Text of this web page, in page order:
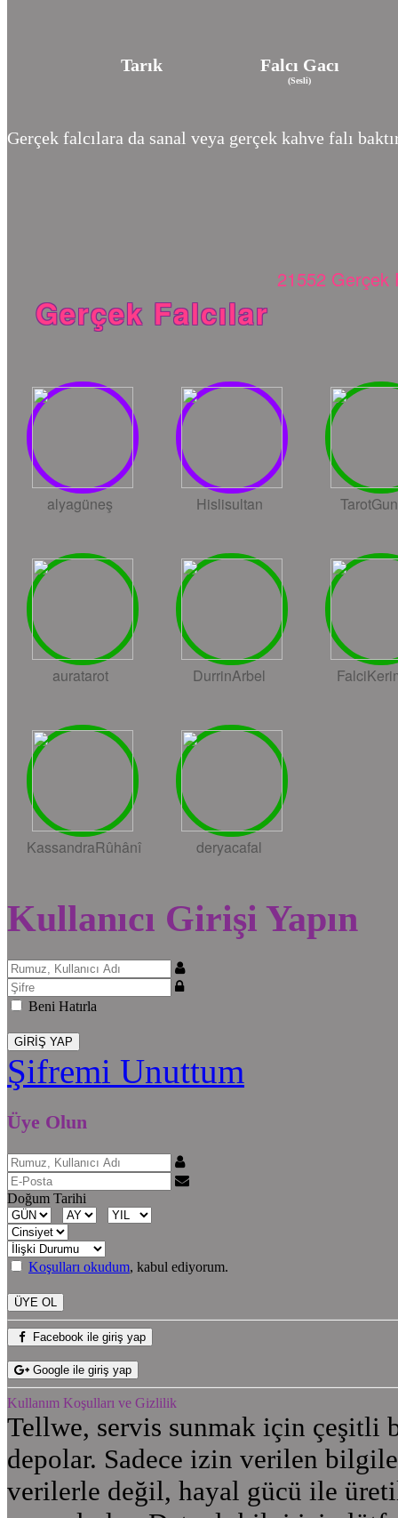
Tarık Falcı Gacı
(Sesli)
Gerçek falcılara da sanal veya gerçek kahve falı
Gerçek Falcılar
21552 Gerçek
alyagüneş Hislisultan
auratarot DurrinArbel
KassandraRûhânî deryacafal
Kullanıcı Girişi Yapın
Beni Hatırla
Şifremi Unuttum
Üye Olun
Doğum Tarihi
Koşulları okudum, kabul ediyorum.
Facebook ile giriş yap
Google ile giriş yap
Kullanım Koşulları ve Gizlilik
Tellwe, servis sunmak için
depolar. Sadece izin verilen
verilerle değil, hayal gücü ile